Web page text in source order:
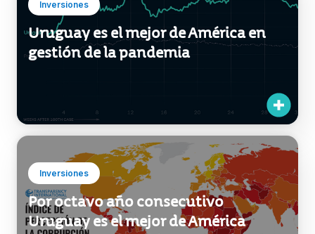
Inversiones
Inversiones